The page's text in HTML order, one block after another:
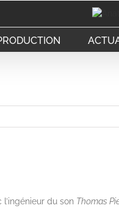
du son Thomas